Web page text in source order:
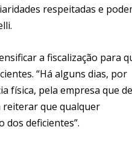
respeitadas e
a fiscalização para
“Há alguns dias, por
física, pela empresa que
reiterar que qualquer
deficientes”.